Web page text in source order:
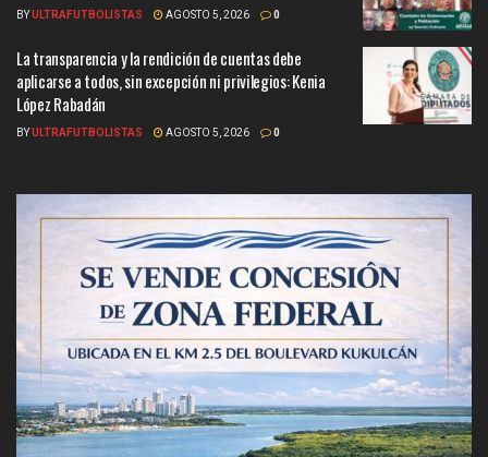
BYULTRAFUTBOLISTAS AGOSTO 5, 2026 0
La transparencia y la rendición de cuentas debe
aplicarse a todos, sin excepción ni privilegios: Kenia
López Rabadán
BYULTRAFUTBOLISTAS AGOSTO 5, 2026 0